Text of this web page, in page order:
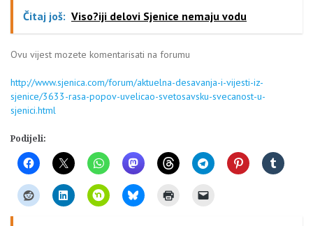
Čitaj još: Viso?iji delovi Sjenice nemaju vodu
Ovu vijest mozete komentarisati na forumu
http://www.sjenica.com/forum/aktuelna-desavanja-i-vijesti-iz-
sjenice/3633-rasa-popov-uvelicao-svetosavsku-svecanost-u-
sjenici.html
Podijeli: